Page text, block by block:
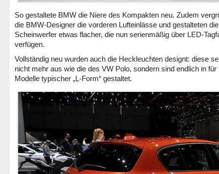
So gestaltete BMW die Niere des Kompakten neu. Zudem
die BMW-Designer die vorderen Lufteinlässe und gestalteten die
Scheinwerfer etwas flacher, die nun serienmäßig über LED-
verfügen.
Vollständig neu wurden auch die Heckleuchten designt: diese
nicht mehr aus wie die des VW Polo, sondern sind endlich in für
Modelle typischer „L-Form“ gestaltet.